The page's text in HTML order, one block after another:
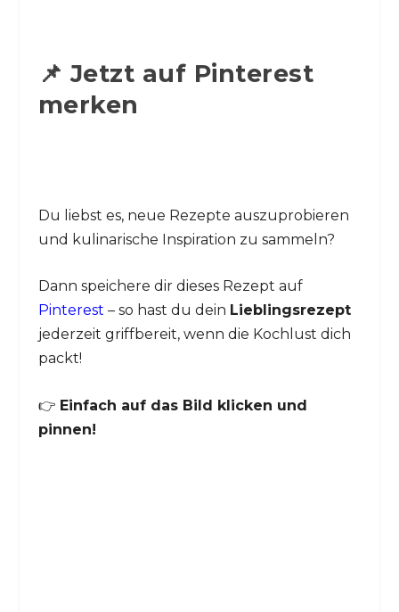
📌 Jetzt auf Pinterest
merken
Du liebst es, neue Rezepte auszuprobieren
und kulinarische Inspiration zu sammeln?
Dann speichere dir dieses Rezept auf
Pinterest – so hast du dein Lieblingsrezept
jederzeit griffbereit, wenn die Kochlust dich
packt!
👉 Einfach auf das Bild klicken und
pinnen!